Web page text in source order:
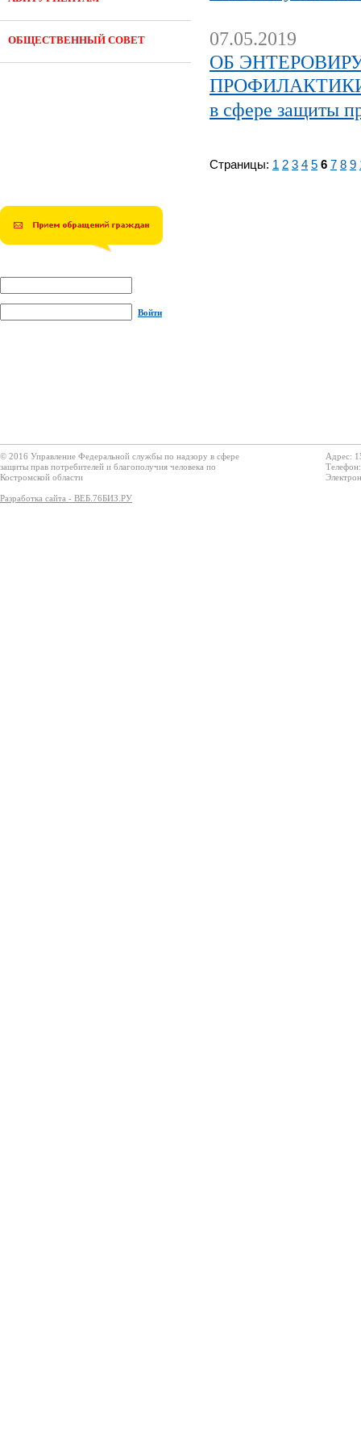
ОБЩЕСТВЕННЫЙ СОВЕТ
07.05.2019
ОБ
ПРОФИЛАКТИКИ
в сфере защиты
Страницы: 1 2 3 4 5 6 7 8 9
Войти
© 2016 Управление Федеральной службы по надзору в сфере
защиты прав потребителей и благополучия человека по
Костромской области
Разработка сайта - ВЕБ.76БИЗ.РУ
Адрес: